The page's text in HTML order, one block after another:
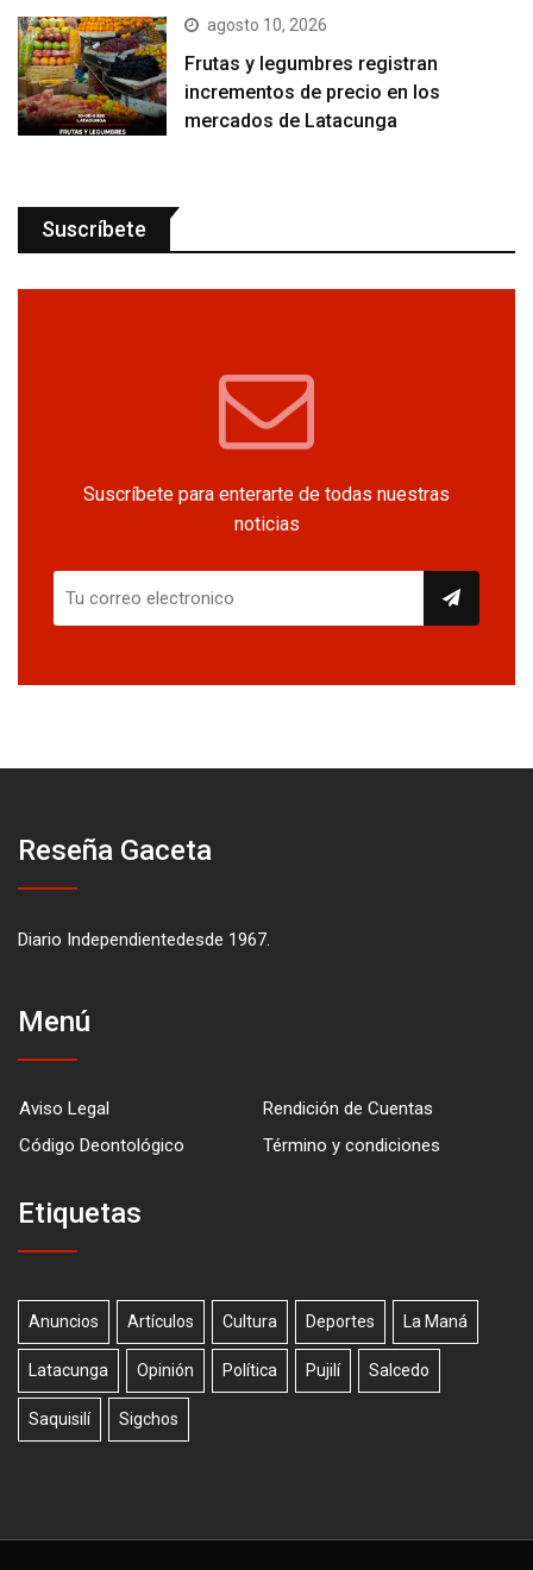
agosto 10, 2026
Frutas y legumbres registran
incrementos de precio en los
mercados de Latacunga
Suscríbete
Suscríbete para enterarte de todas nuestras
noticias
Reseña Gaceta
Diario Independientedesde 1967.
Menú
Aviso Legal
Rendición de Cuentas
Código Deontológico
Término y condiciones
Etiquetas
Anuncios Artículos Cultura Deportes La Maná
Latacunga Opinión Política Pujilí Salcedo
Saquisilí Sigchos